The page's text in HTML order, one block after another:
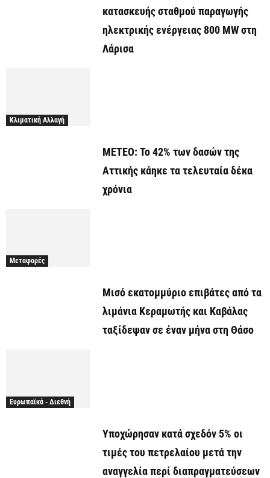
κατασκευής σταθμού παραγωγής
ηλεκτρικής ενέργειας 800 ΜW στη
Λάρισα
Κλιματική Αλλαγή
ΜΕΤΕΟ: Το 42% των δασών της
Αττικής κάηκε τα τελευταία δέκα
χρόνια
Μεταφορές
Μισό εκατομμύριο επιβάτες από τα
λιμάνια Κεραμωτής και Καβάλας
ταξίδεψαν σε έναν μήνα στη Θάσο
Ευρωπαϊκά - Διεθνή
Υποχώρησαν κατά σχεδόν 5% οι
τιμές του πετρελαίου μετά την
αναγγελία περί διαπραγματεύσεων